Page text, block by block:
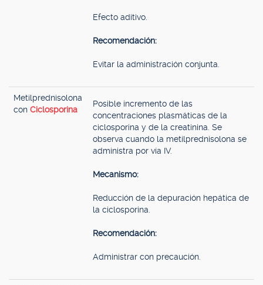
Efecto aditivo.
Recomendación:
Evitar la administración conjunta.
Metilprednisolona
con Ciclosporina
Posible incremento de las
concentraciones plasmáticas de la
ciclosporina y de la creatinina. Se
observa cuando la metilprednisolona se
administra por vía IV.
Mecanismo:
Reducción de la depuración hepática de
la ciclosporina.
Recomendación:
Administrar con precaución.